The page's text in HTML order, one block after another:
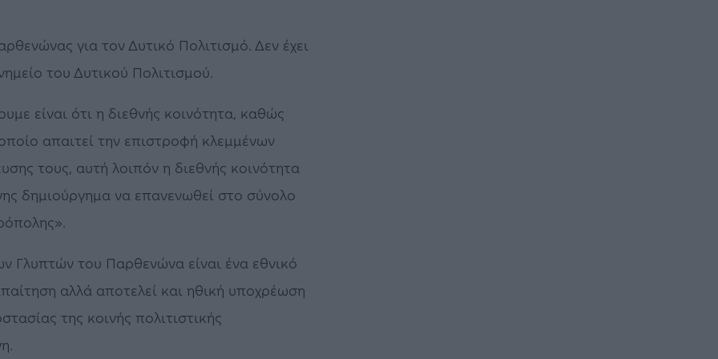
για τον Δυτικό Πολιτισμό. Δεν έχει
του Δυτικού Πολιτισμού.
είναι ότι η διεθνής κοινότητα, καθώς
απαιτεί την επιστροφή κλεμμένων
τους, αυτή λοιπόν η διεθνής κοινότητα
δημιούργημα να επανενωθεί στο σύνολο
του Παρθενώνα είναι ένα εθνικό
αλλά αποτελεί και ηθική υποχρέωση
της κοινής πολιτιστικής